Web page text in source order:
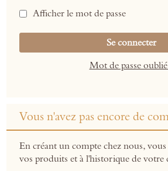
Afficher le mot de passe
Se connecter
Mot de passe oublié
Vous n'avez pas encore de
En créant un compte chez nous,
vos produits et à l'historique de votre